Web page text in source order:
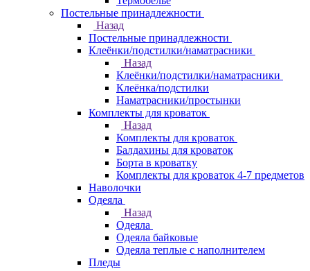
Постельные принадлежности
Назад
Постельные принадлежности
Клеёнки/подстилки/наматрасники
Назад
Клеёнки/подстилки/наматрасники
Клеёнка/подстилки
Наматрасники/простынки
Комплекты для кроваток
Назад
Комплекты для кроваток
Балдахины для кроваток
Борта в кроватку
Комплекты для кроваток 4-7 предметов
Наволочки
Одеяла
Назад
Одеяла
Одеяла байковые
Одеяла теплые с наполнителем
Пледы